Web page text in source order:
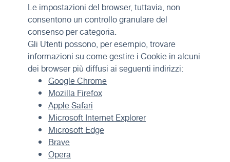
Le impostazioni del browser, tuttavia, non
consentono un controllo granulare del
consenso per categoria.
Gli Utenti possono, per esempio, trovare
informazioni su come gestire i Cookie in alcuni
dei browser più diffusi ai seguenti indirizzi:
Google Chrome
Mozilla Firefox
Apple Safari
Microsoft Internet Explorer
Microsoft Edge
Brave
Opera